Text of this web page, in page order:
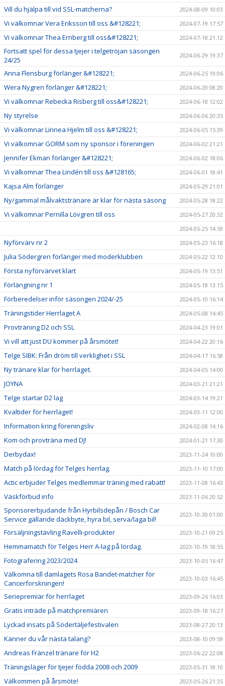
Vill du hjälpa till vid SSL-matcherna? 2024-08-09 10:03
Vi välkomnar Vera Eriksson till oss &#128221; 2024-07-19 17:57
Vi välkomnar Thea Ernberg till oss&#128221; 2024-07-18 21:12
Fortsatt spel för dessa tjejer i telgetröjan säsongen
24/25
2024-06-29 19:37
Anna Flensburg förlänger &#128221; 2024-06-25 19:06
Wera Nygren förlänger &#128221; 2024-06-20 08:20
Vi välkomnar Rebecka Risberg till oss&#128221; 2024-06-18 12:02
Ny styrelse 2024-06-06 20:35
Vi välkomnar Linnea Hjelm till oss &#128221; 2024-06-05 15:39
Vi välkomnar GORM som ny sponsor i föreningen 2024-06-02 21:21
Jennifer Ekman förlänger &#128221; 2024-06-02 18:06
Vi välkomnar Thea Lindén till oss &#128165; 2024-06-01 18:41
Kajsa Alm förlänger 2024-05-29 21:01
Ny/gammal målvaktstränare är klar för nästa säsong 2024-05-28 18:22
Vi välkomnar Pernilla Lövgren till oss
2024-05-27 20:32
2024-05-25 14:59
Nyförvärv nr 2 2024-05-23 16:18
Julia Södergren förlänger med moderklubben 2024-05-22 12:10
Första nyförvärvet klart 2024-05-19 13:51
Förlängning nr 1 2024-05-18 13:15
Förberedelser inför säsongen 2024/-25 2024-05-10 16:14
Träningstider Herrlaget A 2024-05-08 14:45
Provträning D2 och SSL 2024-04-23 19:01
Vi vill att just DU kommer på årsmötet! 2024-04-22 20:16
Telge SIBK: Från dröm till verklighet i SSL 2024-04-17 16:58
Ny tränare klar för herrlaget. 2024-04-05 14:00
JOYNA 2024-03-21 21:21
Telge startar D2 lag 2024-03-14 19:21
Kvaltider för herrlaget! 2024-03-11 12:00
Information kring föreningsliv 2024-02-08 14:16
Kom och provträna med DJ! 2024-01-21 17:30
Derbydax! 2023-11-24 10:00
Match på lördag för Telges herrlag. 2023-11-10 17:00
Actic erbjuder Telges medlemmar träning med rabatt! 2023-11-08 16:43
Väskförbud info 2023-11-06 20:52
Sponsorerbjudande från Hyrbilsdepån / Bosch Car
Service gällande däckbyte, hyra bil, serva/laga bil!
2023-10-30 01:00
Försäljningstävling Ravelli-produkter 2023-10-21 09:25
Hemmamatch för Telges Herr A-lag på lördag. 2023-10-19 18:55
Fotografering 2023/2024 2023-10-05 16:47
Välkomna till damlagets Rosa Bandet-matcher för
Cancerforskningen!
2023-10-03 16:45
Seriepremiär för herrlaget 2023-09-26 16:03
Gratis inträde på matchpremiären 2023-09-18 16:27
Lyckad insats på Södertäljefestivalen 2023-08-27 20:13
Känner du vår nästa talang? 2023-08-10 09:59
Andreas Fränzel tränare för H2 2023-06-22 22:08
Träningsläger för tjejer födda 2008 och 2009 2023-05-31 18:10
Välkommen på årsmöte! 2023-05-26 21:35